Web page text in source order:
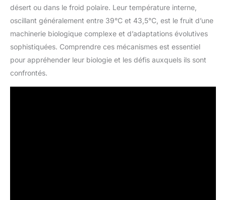
désert ou dans le froid polaire. Leur température interne,
oscillant généralement entre 39°C et 43,5°C, est le fruit d’une
machinerie biologique complexe et d’adaptations évolutives
sophistiquées. Comprendre ces mécanismes est essentiel
pour appréhender leur biologie et les défis auxquels ils sont
confrontés.